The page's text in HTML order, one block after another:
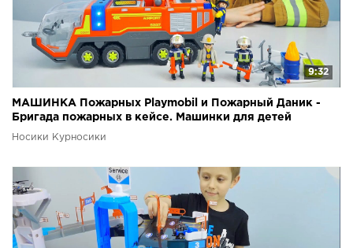
9:32
МАШИНКА Пожарных Playmobil и Пожарный Даник -
Бригада пожарных в кейсе. Машинки для детей
Носики Курносики